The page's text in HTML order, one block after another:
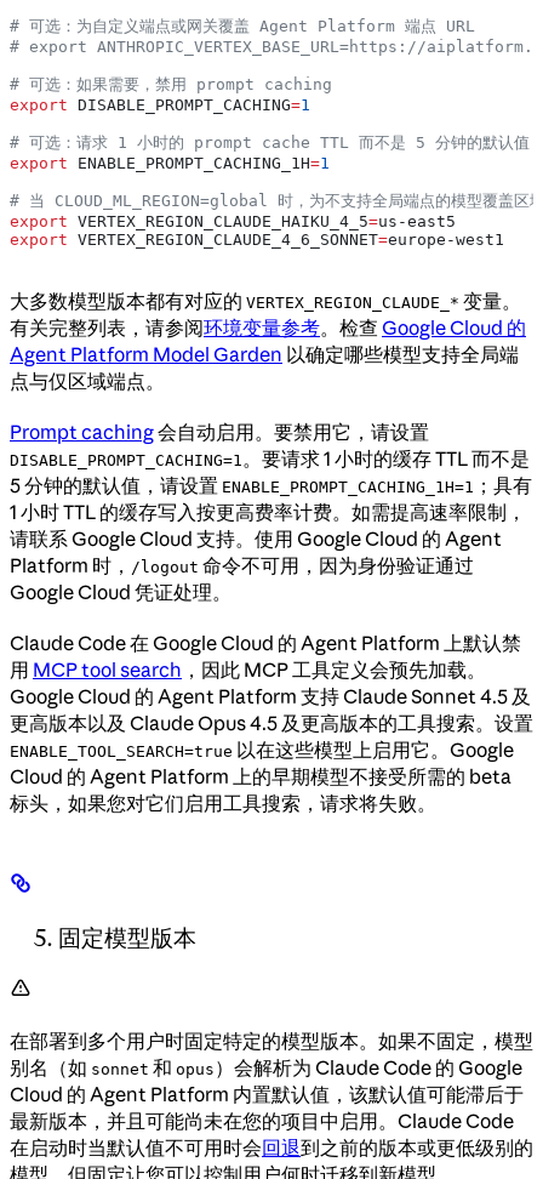
# 可选：为自定义端点或网关覆盖 Agent Platform 端点 URL
# export ANTHROPIC_VERTEX_BASE_URL=https://
# 可选：如果需要，禁用 prompt caching
export DISABLE_PROMPT_CACHING=1
# 可选：请求 1 小时的 prompt cache TTL 而不是 5 分钟的默认值
export ENABLE_PROMPT_CACHING_1H=1
# 当 CLOUD_ML_REGION=global 时，为不支持全局端点的模型覆盖区
export VERTEX_REGION_CLAUDE_HAIKU_4_5=us-east5
export VERTEX_REGION_CLAUDE_4_6_SONNET=europe-west1
大多数模型版本都有对应的 VERTEX_REGION_CLAUDE_* 变量。
有关完整列表，请参阅环境变量参考。检查 Google Cloud 的
Agent Platform Model Garden 以确定哪些模型支持全局端
点与仅区域端点。
Prompt caching会自动启用。要禁用它，请设置
DISABLE_PROMPT_CACHING=1。要请求 1 小时的缓存 TTL 而不是
5 分钟的默认值，请设置 ENABLE_PROMPT_CACHING_1H=1 ；具有
1 小时 TTL 的缓存写入按更高费率计费。如需提高速率限制，
请联系 Google Cloud 支持。使用 Google Cloud 的 Agent
Platform 时， /logout 命令不可用，因为身份验证通过
Google Cloud 凭证处理。
Claude Code 在 Google Cloud 的 Agent Platform 上默认禁
用 MCP tool search ，因此 MCP 工具定义会预先加载。
Google Cloud 的 Agent Platform 支持 Claude Sonnet 4.5 及
更高版本以及 Claude Opus 4.5 及更高版本的工具搜索。设置
ENABLE_TOOL_SEARCH=true 以在这些模型上启用它。Google
Cloud 的 Agent Platform 上的早期模型不接受所需的 beta
标头，如果您对它们启用工具搜索，请求将失败。
固定模型版本
在部署到多个用户时固定特定的模型版本。如果不固定，模型
别名（如 sonnet 和 opus ）会解析为 Claude Code 的 Google
Cloud 的 Agent Platform 内置默认值，该默认值可能滞后于
最新版本，并且可能尚未在您的项目中启用。Claude Code
在启动时当默认值不可用时会回退到之前的版本或更低级别的
模型，但固定让您可以控制用户何时迁移到新模型。